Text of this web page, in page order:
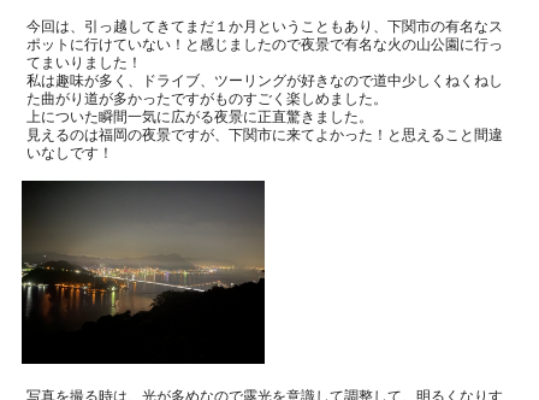
今回は、引っ越してきてまだ１か月ということもあり、下関市の有名なス
ポットに行けていない！と感じましたので夜景で有名な火の山公園に行っ
てまいりました！
私は趣味が多く、ドライブ、ツーリングが好きなので道中少しくねくねし
た曲がり道が多かったですがものすごく楽しめました。
上についた瞬間一気に広がる夜景に正直驚きました。
見えるのは福岡の夜景ですが、下関市に来てよかった！と思えること間違
いなしです！
写真を撮る時は、光が多めなので露光を意識して調整して、明るくなりす